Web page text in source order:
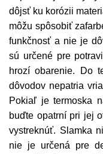
dôjsť ku korózii
môžu spôsobiť
funkčnosť a nie je
sú určené pre
hrozí obarenie. Do
dôvodov nepatria
Pokiaľ je termoska
buďte opatrní pri jej
vystreknúť. Slamka
nie je určená pre